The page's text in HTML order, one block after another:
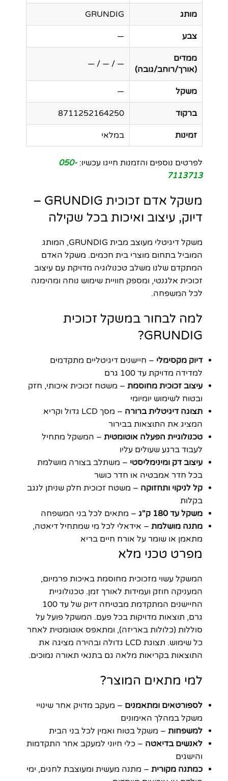
מותג GRUNDIG
צבע —
ממדים
(אורך/רוחב/גובה)
— / — / —
משקל —
ברקוד 8711252164250
זמינות במלאי
לפרטים נוספים והזמנות חייגו עכשיו: 050-
7113713
משקל אדם זכוכית GRUNDIG –
דיוק, עיצוב ואיכות בכל שקילה
משקל דיגיטלי מעוצב מבית GRUNDIG, המותג
המוביל בתחום מוצרי בית חכמים. משקל האדם
המתקדם שלנו משלב טכנולוגיה מדויקת עם עיצוב
זכוכית אלגנטי, ומספק חוויית שימוש נוחה ומהימנה
לכל המשפחה.
למה לבחור במשקל זכוכית
GRUNDIG?
דיוק מקסימלי – חיישנים דיגיטליים מתקדמים
למדידה מדויקת עד 100 גרם
עיצוב זכוכית מחוסמת – משטח זכוכית איכותי, חזק
ובטוח לשימוש יומיומי
תצוגה דיגיטלית ברורה
– מסך LCD גדול וקריא
המציג את התוצאות בבירור
טכנולוגיית הפעלה אוטומטית – המשקל מתחיל
לעבוד ברגע שעולים עליו
עיצוב דק ומינימליסטי – משתלב בצורה מושלמת
בכל חדר אמבטיה או חדר כושר
קל לניקוי ותחזוקה – משטח זכוכית חלק שניתן לנגב
בקלות
משקל עד 180 ק"ג
– מתאים לכל בני המשפחה
מתנה מושלמת – אידאלי לכל מי שמתחיל דיאטה,
מתאמן או שומר על אורח חיים בריא
מפרט טכני מלא
המשקל עשוי מזכוכית מחוסמת באיכות פרמיום,
המעניקה חוזק ועמידות לאורך זמן. טכנולוגיית
החיישנים המתקדמת מבטיחה דיוק של עד 100
גרם, תוצאות מדויקות בכל פעם. המשקל פועל על
סוללות (כלולות באריזה), ומתאפס אוטומטית לאחר
כל שימוש. תצוגת LCD גדולה ובהירה מציגה את
התוצאות בקריאות מלאה גם בתנאי תאורה נמוכים.
למי מתאים המוצר?
לספורטאים ומתאמנים – מעקב מדויק אחר שינויי
משקל במהלך האימונים
למשפחות – משקל בטוח ואמין לכל בני הבית
לאנשים בדיאטה – כלי חיוני למעקב אחר התקדמות
והישגים
כמתנה מקורית – מתנה מעשית ומעוצבת לחגים, ימי